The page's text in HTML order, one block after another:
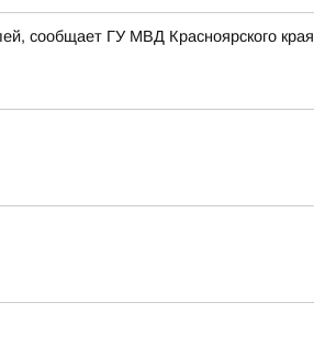
сообщает ГУ МВД Красноярского края